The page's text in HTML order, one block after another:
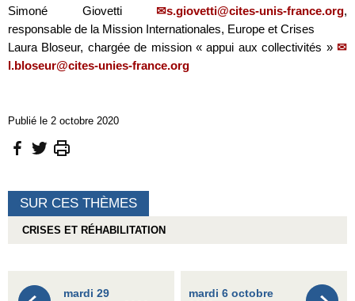
Simoné Giovetti
s.giovetti@cites-unis-france.org,
responsable de la Mission Internationales, Europe et Crises
Laura Bloseur, chargée de mission « appui aux collectivités »
l.bloseur@cites-unies-france.org
Publié le 2 octobre 2020
SUR CES THÈMES
CRISES ET RÉHABILITATION
mardi 29
mardi 6 octobre